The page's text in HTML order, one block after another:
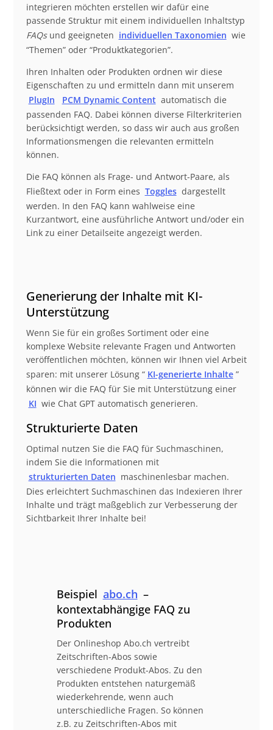
integrieren möchten erstellen wir dafür eine
passende Struktur mit einem individuellen Inhaltstyp
FAQsund geeigneten individuellen Taxonomien wie
“Themen” oder “Produktkategorien”.
Ihren Inhalten oder Produkten ordnen wir diese
Eigenschaften zu und ermitteln dann mit unserem
PlugIn
PCM Dynamic Content automatisch die
passenden FAQ. Dabei können diverse Filterkriterien
berücksichtigt werden, so dass wir auch aus großen
Informationsmengen die relevanten ermitteln
können.
Die FAQ können als Frage- und Antwort-Paare, als
Fließtext oder in Form eines Toggles dargestellt
werden. In den FAQ kann wahlweise eine
Kurzantwort, eine ausführliche Antwort und/oder ein
Link zu einer Detailseite angezeigt werden.
Generierung der Inhalte mit KI-
Unterstützung
Wenn Sie für ein großes Sortiment oder eine
komplexe Website relevante Fragen und Antworten
veröffentlichen möchten, können wir Ihnen viel Arbeit
sparen: mit unserer Lösung “ KI-generierte Inhalte ”
können wir die FAQ für Sie mit Unterstützung einer
KI wie Chat GPT automatisch generieren.
Strukturierte Daten
Optimal nutzen Sie die FAQ für Suchmaschinen,
indem Sie die Informationen mit
strukturierten Daten maschinenlesbar machen.
Dies erleichtert Suchmaschinen das Indexieren Ihrer
Inhalte und trägt maßgeblich zur Verbesserung der
Sichtbarkeit Ihrer Inhalte bei!
Beispiel abo.ch –
kontextabhängige FAQ zu
Produkten
Der Onlineshop Abo.ch vertreibt
Zeitschriften-Abos sowie
verschiedene Produkt-Abos. Zu den
Produkten entstehen naturgemäß
wiederkehrende, wenn auch
unterschiedliche Fragen. So können
z.B. zu Zeitschriften-Abos mit